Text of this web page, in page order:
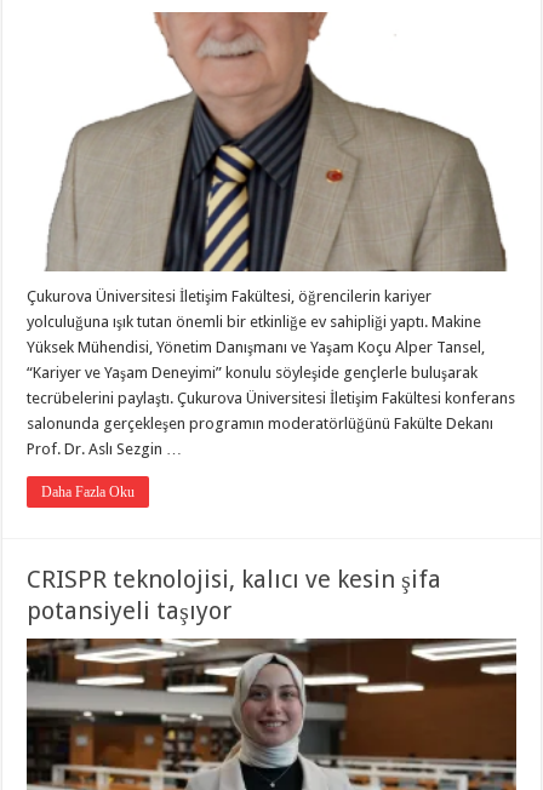
Çukurova Üniversitesi İletişim Fakültesi, öğrencilerin kariyer
yolculuğuna ışık tutan önemli bir etkinliğe ev sahipliği yaptı. Makine
Yüksek Mühendisi, Yönetim Danışmanı ve Yaşam Koçu Alper Tansel,
“Kariyer ve Yaşam Deneyimi” konulu söyleşide gençlerle buluşarak
tecrübelerini paylaştı. Çukurova Üniversitesi İletişim Fakültesi konferans
salonunda gerçekleşen programın moderatörlüğünü Fakülte Dekanı
Prof. Dr. Aslı Sezgin …
Daha Fazla Oku
CRISPR teknolojisi, kalıcı ve kesin şifa
potansiyeli taşıyor